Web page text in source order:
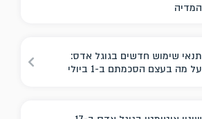
המדיה
תנאי שימוש חדשים בגוגל אדס:
על מה בעצם הסכמתם ב-1 ביולי